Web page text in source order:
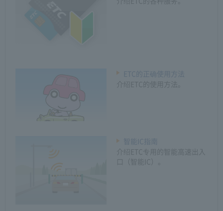
ETC的正确使用方法
介绍ETC的使用方法。
智能IC指南
介绍ETC专用的智能高速出入
口（智能IC）。